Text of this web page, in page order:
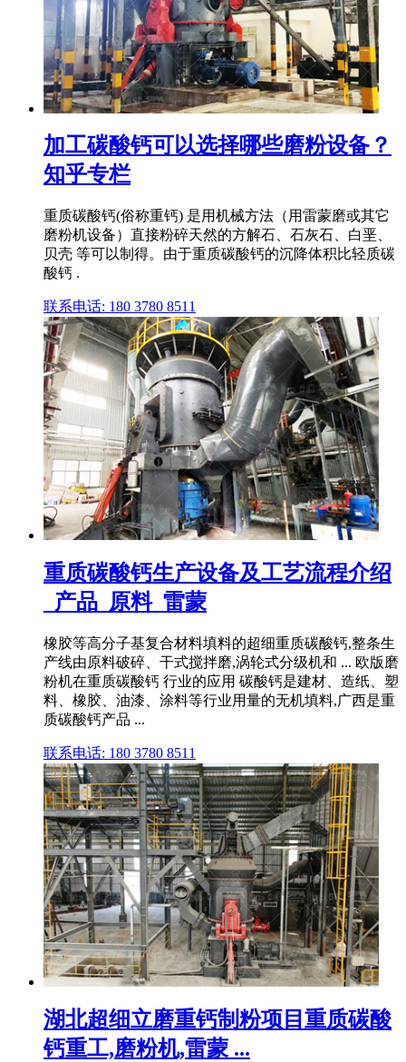
加工碳酸钙可以选择哪些磨粉设备？
知乎专栏
重质碳酸钙(俗称重钙) 是用机械方法（用雷蒙磨或其它
磨粉机设备）直接粉碎天然的方解石、石灰石、白垩、
贝壳 等可以制得。由于重质碳酸钙的沉降体积比轻质碳
酸钙 .
联系电话: 180 3780 8511
重质碳酸钙生产设备及工艺流程介绍
_产品_原料_雷蒙
橡胶等高分子基复合材料填料的超细重质碳酸钙,整条生
产线由原料破碎、干式搅拌磨,涡轮式分级机和 ... 欧版磨
粉机在重质碳酸钙 行业的应用 碳酸钙是建材、造纸、塑
料、橡胶、油漆、涂料等行业用量的无机填料,广西是重
质碳酸钙产品 ...
联系电话: 180 3780 8511
湖北超细立磨重钙制粉项目重质碳酸
钙重工,磨粉机,雷蒙 ...